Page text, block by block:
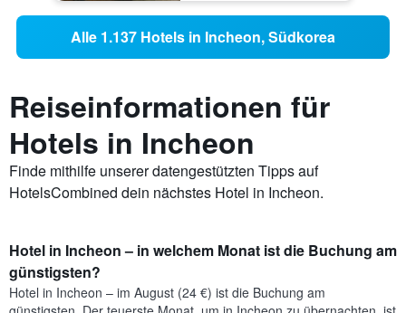
Alle 1.137 Hotels in Incheon, Südkorea
Reiseinformationen für
Hotels in Incheon
Finde mithilfe unserer datengestützten Tipps auf
HotelsCombined dein nächstes Hotel in Incheon.
Hotel in Incheon – in welchem Monat ist die Buchung am
günstigsten?
Hotel in Incheon – im August (24 €) ist die Buchung am